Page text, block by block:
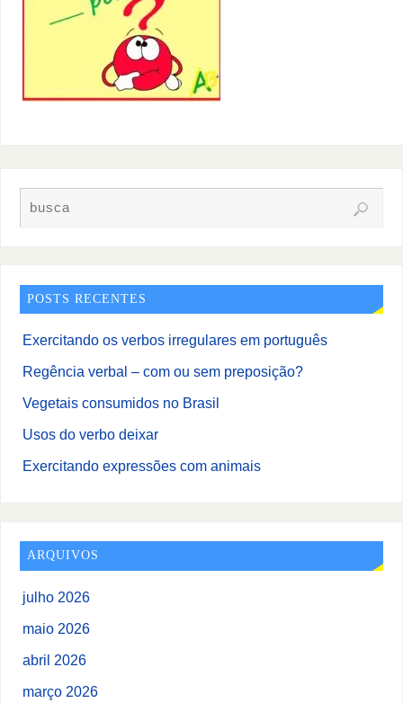
POSTS RECENTES
Exercitando os verbos irregulares em português
Regência verbal – com ou sem preposição?
Vegetais consumidos no Brasil
Usos do verbo deixar
Exercitando expressões com animais
ARQUIVOS
julho 2026
maio 2026
abril 2026
março 2026